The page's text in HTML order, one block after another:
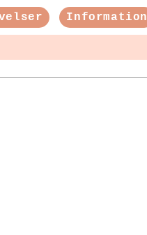
Information